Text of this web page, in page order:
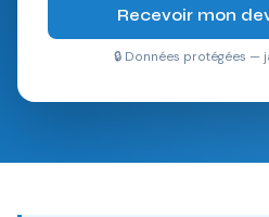
Recevoir mon
🔒 Données protégées —